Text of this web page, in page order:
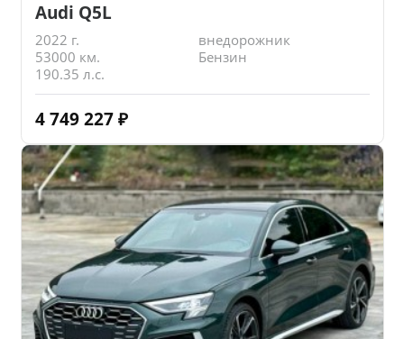
Audi Q5L
2022 г.
внедорожник
53000 км.
Бензин
190.35 л.с.
4 749 227 ₽